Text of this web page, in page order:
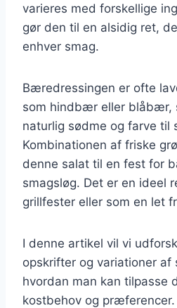
varieres med forskellige
gør den til en alsidig ret,
enhver smag.
Bæredressingen er ofte
som hindbær eller blåbær,
naturlig sødme og farve til
Kombinationen af friske
denne salat til en fest for
smagsløg. Det er en ideel
grillfester eller som en let
I denne artikel vil vi
opskrifter og variationer af
hvordan man kan tilpasse
kostbehov og